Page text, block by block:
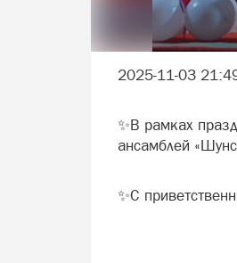
2025-11-03
✨В рамках
ансамблей
✨С